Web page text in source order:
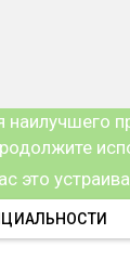
это